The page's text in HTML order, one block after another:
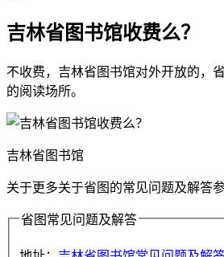
吉林省图书馆收费么？
不收费，吉林省图书馆对外开放的，
的阅读场所。
吉林省图书馆
关于更多关于省图的常见问题及解答参
省图常见问题及解答